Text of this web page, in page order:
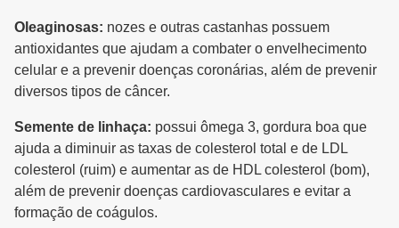
Oleaginosas: nozes e outras castanhas possuem
antioxidantes que ajudam a combater o envelhecimento
celular e a prevenir doenças coronárias, além de prevenir
diversos tipos de câncer.
Semente de linhaça: possui ômega 3, gordura boa que
ajuda a diminuir as taxas de colesterol total e de LDL
colesterol (ruim) e aumentar as de HDL colesterol (bom),
além de prevenir doenças cardiovasculares e evitar a
formação de coágulos.